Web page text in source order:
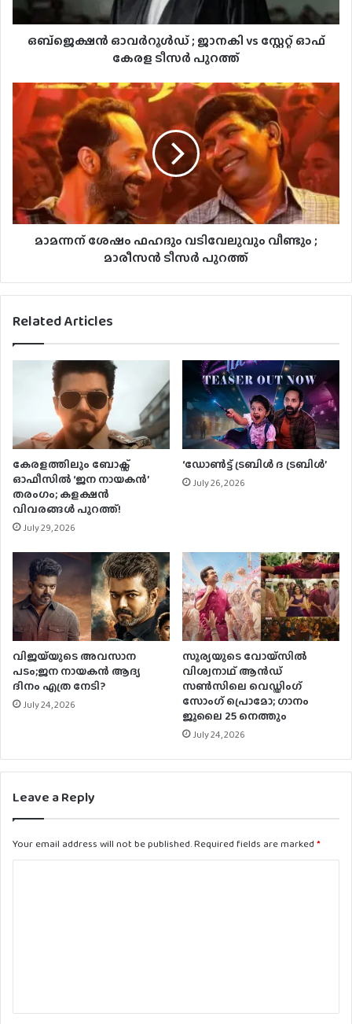
ഒബ്ജെക്ഷൻ ഓവർറൂൾഡ് ; ജാനകി vs സ്റ്റേറ്റ് ഓഫ്
കേരള ടീസർ പുറത്ത്
മാമന്നന് ശേഷം ഫഹദും വടിവേലുവും വീണ്ടും ;
മാരീസൻ ടീസർ പുറത്ത്
Related Articles
കേരളത്തിലും ബോക്സ്
ഓഫീസിൽ ‘ജന നായകൻ’
തരംഗം; കളക്ഷൻ
വിവരങ്ങൾ പുറത്ത്!
July 29, 2026
‘ഡോൺട്ട് ട്രബിൾ ദ ട്രബിൾ’
July 26, 2026
വിജയ്‌യുടെ അവസാന
പടം;ജന നായകൻ ആദ്യ
ദിനം എത്ര നേടി?
July 24, 2026
സൂര്യയുടെ വോയ്‌സിൽ
വിശ്വനാഥ് ആൻഡ്
സൺസിലെ വെഡ്ഡിംഗ്
സോംഗ് പ്രൊമോ; ഗാനം
ജൂലൈ 25 നെത്തും
July 24, 2026
Leave a Reply
Your email address will not be published.Required fields are marked *
t